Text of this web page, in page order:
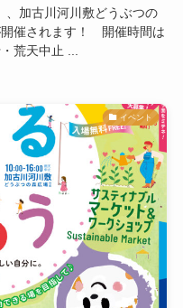
加古川河川敷どうぶつの
催されます！ 開催時間は
荒天中止 ...
イベント